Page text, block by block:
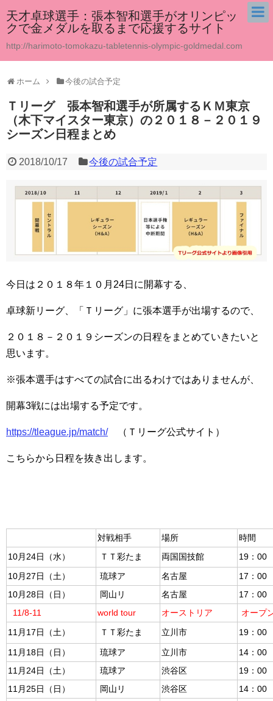
天才卓球選手：張本智和選手がオリンピッ
クで金メダルを取るまで応援するサイト
http://harimoto-tomokazu-tabletennis-olympic-goldmedal.com
ホーム 今後の試合予定
Ｔリーグ 張本智和選手が所属するＫＭ東京
（木下マイスター東京）の２０１８－２０１９
シーズン日程まとめ
2018/10/17 今後の試合予定
今日は２０１８年１０月24日に開幕する、
卓球新リーグ、「Ｔリーグ」に張本選手が出場するので、
２０１８－２０１９シーズンの日程をまとめていきたいと
思います。
※張本選手はすべての試合に出るわけではありませんが、
開幕3戦には出場する予定です。
https://tleague.jp/match/（Ｔリーグ公式サイト）
こちらから日程を抜き出します。
対戦相手 場所 時間
10月24日（水） ＴＴ彩たま 両国国技館 19：00
10月27日（土） 琉球ア 名古屋
17：00
10月28日（日）
岡山リ 名古屋
17：00
11/8-11
world tour オーストリア オープ
11月17日（土） ＴＴ彩たま 立川市 19：00
11月18日（日） 琉球ア 立川市
14：00
11月24日（土）
琉球ア 渋谷区
19：00
11月25日（日）
岡山リ 渋谷区 14：00